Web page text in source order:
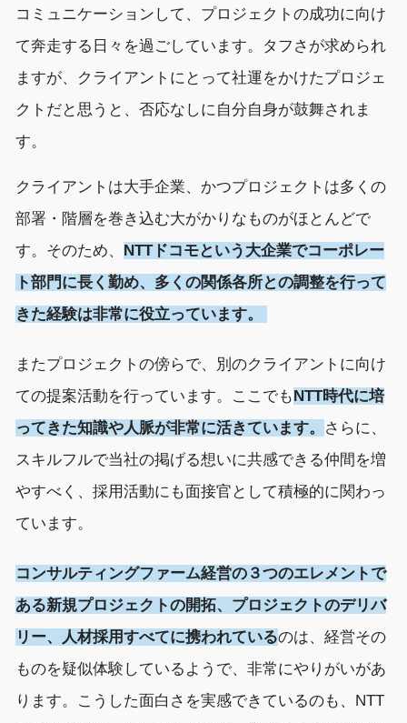
コミュニケーションして 、 プロジェクトの成功に向け
て奔走する 日々を過ごしています。
タフさが求められ
ますが、クライアントにとって社運をかけたプロジェ
クトだと思うと、否応なしに自分自身が鼓舞されま
す。
クライアントは大手企業、かつプロジェクトは多くの
部署・階層を巻き込む大がかりな ものがほとんどで
す。そのため、 NTTドコモという大企業でコーポレー
ト部門に長く勤め、多くの関係各所との調整を行って
き た経験は非常に役立っています。
またプロジェクトの傍らで、別のクライアントに向け
ての提案活動を行っています。
ここでも NTT時代に培
ってきた知識や人脈が非常に活きています。
さらに、
スキルフルで当社の掲げる想いに共感できる仲間を増
やすべく 、 採用活動にも面接官として積極的に関わっ
ています。
コンサルティングファーム経営の３つのエレメントで
ある新規プロジェクトの開拓、プロジェクトのデリバ
リー、人材採用すべてに携われているのは、経営その
ものを疑似体験しているようで、 非常にやりがいがあ
ります。
こうした面白さを実感できているのも 、
NTT